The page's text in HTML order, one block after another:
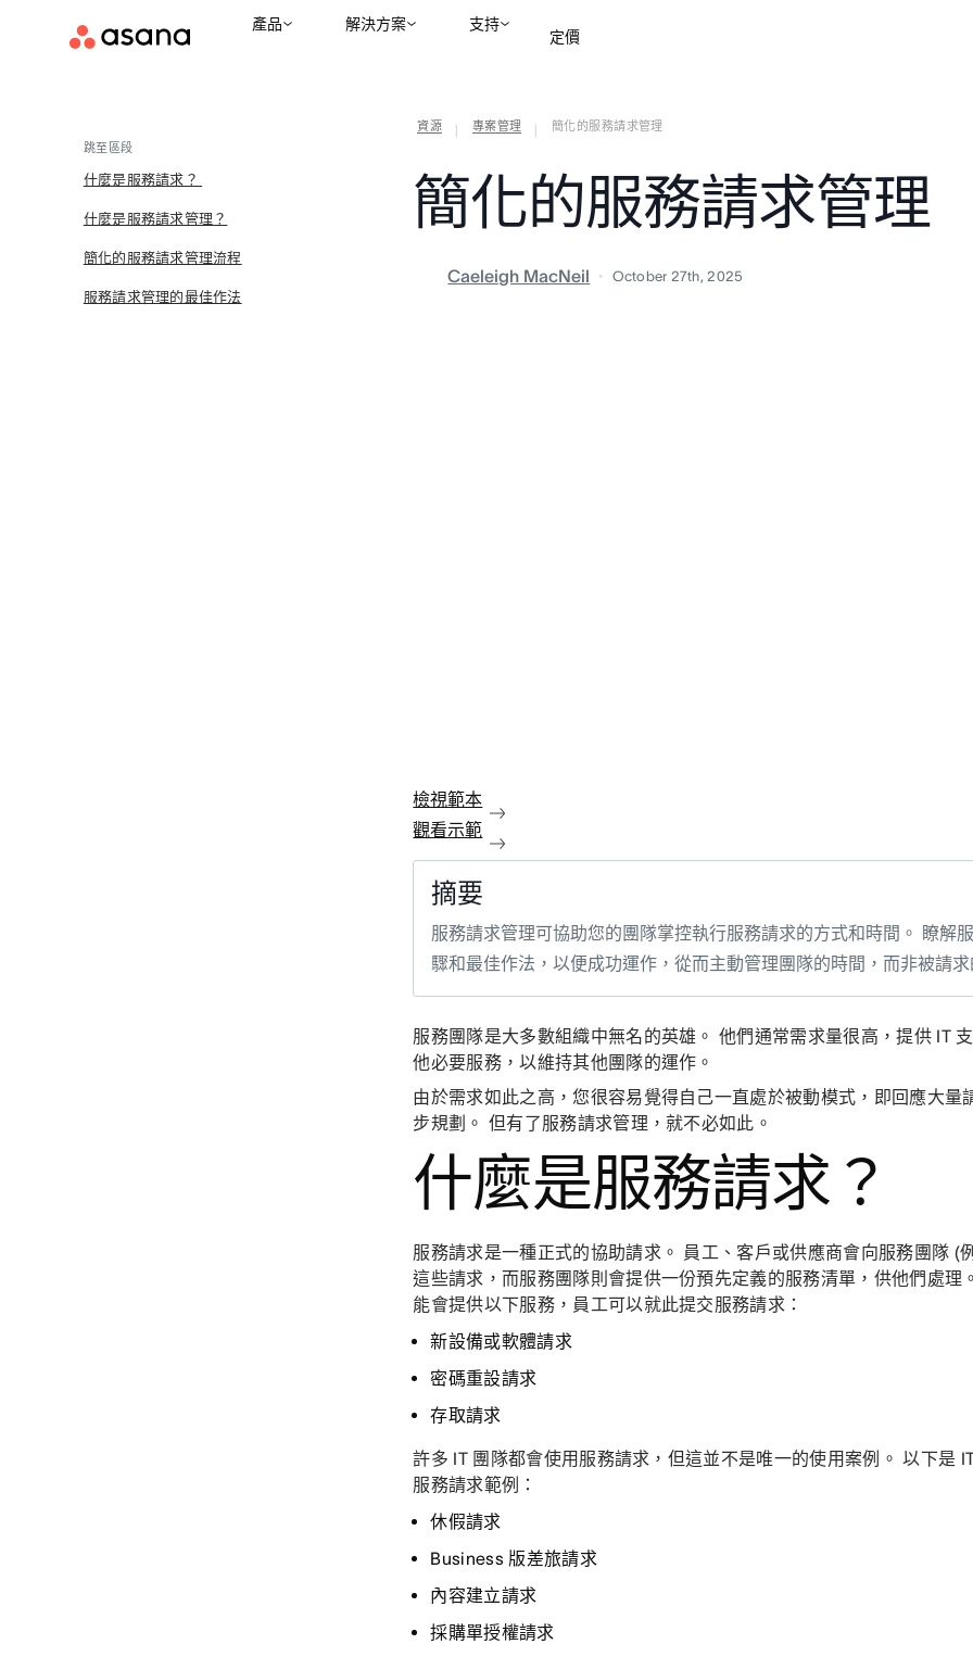
產品 解決方案 支持
定價
資源 專案管理 簡化的服務請求管理
簡化的服務請求管理
Caeleigh MacNeil October 27th, 2025
跳至區段
什麼是服務請求？
什麼是服務請求管理？
簡化的服務請求管理流程
服務請求管理的最佳作法
檢視範本
觀看示範
摘要
服務請求管理可協助您的團隊掌控執行服務請求的方式和時間。 瞭解
驟和最佳作法，以便成功運作，從而主動管理團隊的時間，而非被請
服務團隊是大多數組織中無名的英雄。 他們通常需求量很高，提供 IT
他必要服務，以維持其他團隊的運作。
由於需求如此之高，您很容易覺得自己一直處於被動模式，即回應大量
步規劃。 但有了服務請求管理，就不必如此。
什麼是服務請求？
服務請求是一種正式的協助請求。 員工、客戶或供應商會向服務團隊 (
這些請求，而服務團隊則會提供一份預先定義的服務清單，供他們處理
能會提供以下服務，員工可以就此提交服務請求：
新設備或軟體請求
密碼重設請求
存取請求
許多 IT 團隊都會使用服務請求，但這並不是唯一的使用案例。 以下是
服務請求範例：
休假請求
Business 版差旅請求
內容建立請求
採購單授權請求